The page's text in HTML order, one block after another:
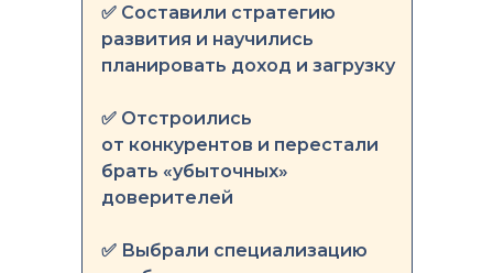
✅ Составили стратегию
развития и научились
планировать доход и загрузку
✅ Отстроились
от конкурентов и перестали
брать «убыточных»
доверителей
✅ Выбрали специализацию